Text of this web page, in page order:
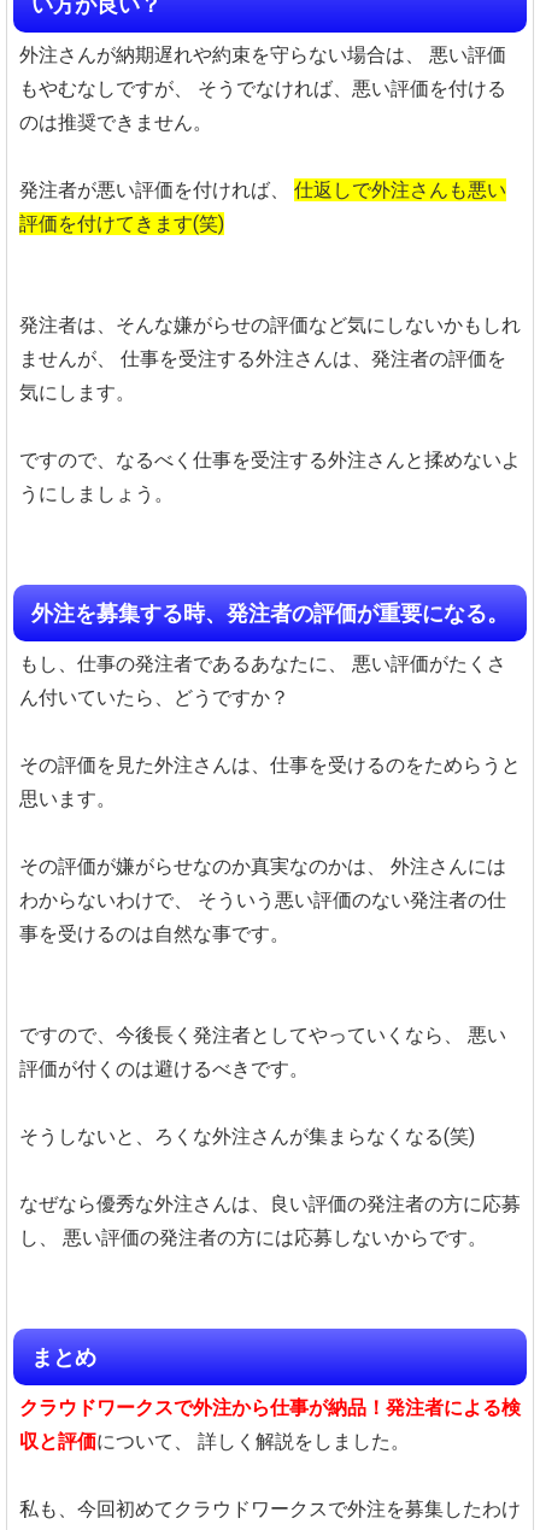
外注さんが納期遅れや約束を守らない場合は、
悪い評価
もやむなしですが、
そうでなければ、悪い評価を付ける
のは推奨できません。
発注者が悪い評価を付ければ、
仕返しで外注さんも悪い
評価を付けてきます(笑)
発注者は、そんな嫌がらせの評価など気にしないかもしれ
ませんが、
仕事を受注する外注さんは、発注者の評価を
気にします。
ですので、なるべく仕事を受注する外注さんと揉めないよ
うにしましょう。
外注を募集する時、発注者の評価が重要になる。
もし、仕事の発注者であるあなたに、
悪い評価がたくさ
ん付いていたら、どうですか？
その評価を見た外注さんは、仕事を受けるのをためらうと
思います。
その評価が嫌がらせなのか真実なのかは、
外注さんには
わからないわけで、
そういう悪い評価のない発注者の仕
事を受けるのは自然な事です。
ですので、今後長く発注者としてやっていくなら、
悪い
評価が付くのは避けるべきです。
そうしないと、ろくな外注さんが集まらなくなる(笑)
なぜなら優秀な外注さんは、良い評価の発注者の方に応募
し、
悪い評価の発注者の方には応募しないからです。
まとめ
クラウドワークスで外注から仕事が納品！発注者による検
収と評価について、 詳しく解説をしました。
私も、今回初めてクラウドワークスで外注を募集したわけ